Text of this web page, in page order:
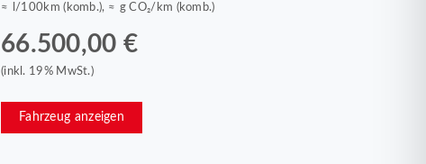
≈ l/100km (komb.), ≈ g CO₂/km (komb.)
66.500,00 €
(inkl. 19% MwSt.)
Fahrzeug anzeigen